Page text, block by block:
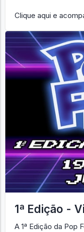
Clique aqui e
1ª Edição -
A 1ª Edição da Pop